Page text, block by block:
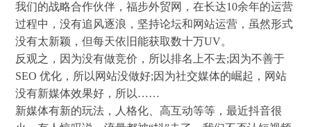
我们的战略合作伙伴，福步外贸网，在长达10余年的运营
过程中，没有追风逐浪，坚持论坛和网站运营，虽然形式
没有太新颖，但每天依旧能获取数十万UV。
反观之，因为没有做竞价，所以排名上不去;因为不善于
SEO 优化，所以网站没做好;因为社交媒体的崛起，网站
没有新媒体效果好，所以……
新媒体有新的玩法，人格化、高互动等等，最近抖音很